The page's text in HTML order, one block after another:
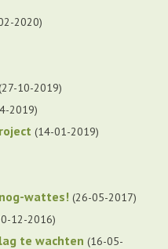
2020
27-10-2019
2019
14-01-2019
wattes! 26-05-2017
12-2016
te wachten 16-05-